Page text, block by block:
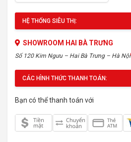
HỆ THỐNG SIÊU THỊ:
SHOWROOM HAI BÀ TRƯNG
Số 120 Kim Ngưu – Hai Bà Trưng – Hà Nội
CÁC HÌNH THỨC THANH TOÁN:
Bạn có thể thanh toán với